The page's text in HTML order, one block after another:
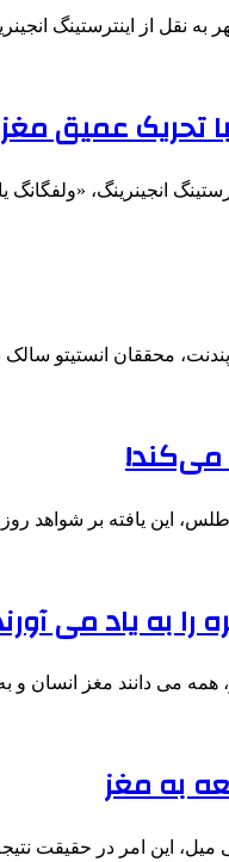
تحریک عمیق
یاگر» ۵۴ ساله به دلیل یک حادثه اسکی
محققان انستیتو
می‌کند!
این یافته بر
به یاد می
همه می دانند مغز
به مغز
این امر در حقیقت